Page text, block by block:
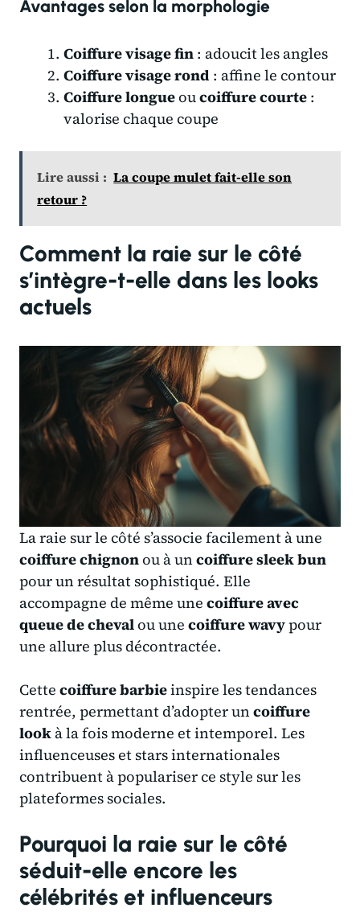
Avantages selon la morphologie
Coiffure visage fin: adoucit les angles
Coiffure visage rond : affine le contour
Coiffure longueoucoiffure courte:
valorise chaque coupe
Lire aussi : La coupe mulet fait-elle son
retour ?
Comment la raie sur le côté
s’intègre-t-elle dans les looks
actuels
La raie sur le côté s’associe facilement à une
coiffure chignonou à uncoiffure sleek bun
pour un résultat sophistiqué. Elle
accompagne de même une coiffure avec
queue de chevalou une coiffure wavypour
une allure plus décontractée.
Cette coiffure barbieinspire les tendances
rentrée, permettant d’adopter uncoiffure
look à la fois moderne et intemporel. Les
influenceuses et stars internationales
contribuent à populariser ce style sur les
plateformes sociales.
Pourquoi la raie sur le côté
séduit-elle encore les
célébrités et influenceurs